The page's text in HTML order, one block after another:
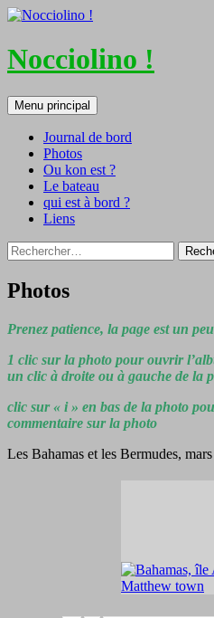
Nocciolino !
Recherche
Menu principal
Aller
au
contenu
Journal de bord
Photos
Ou kon est ?
Le bateau
qui est à bord ?
Liens
Rechercher :
Photos
Prenez patience, la page est un
1 clic sur la photo pour ouvrir
un clic à droite ou à gauche de la
clic sur « i » en bas de la photo
commentaire sur la photo
Les Bahamas et les Bermudes,